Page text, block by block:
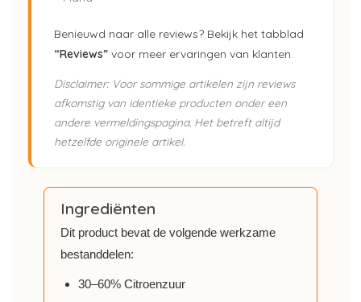
Benieuwd naar alle reviews? Bekijk het tabblad
“Reviews” voor meer ervaringen van klanten.
Disclaimer: Voor sommige artikelen zijn reviews
afkomstig van identieke producten onder een
andere vermeldingspagina. Het betreft altijd
hetzelfde originele artikel.
Ingrediënten
Dit product bevat de volgende werkzame
bestanddelen:
30–60% Citroenzuur